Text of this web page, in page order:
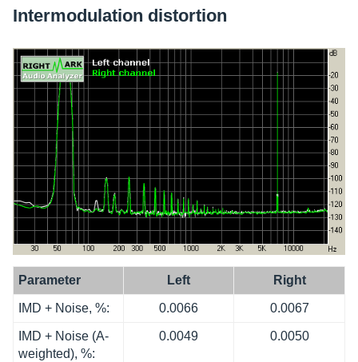
Inter­mo­du­la­tion distor­tion
Para­me­ter Left Right
IMD + Noise, %: 0.0066 0.0067
IMD + Noise (A-
weigh­ted), %:
0.0049 0.0050